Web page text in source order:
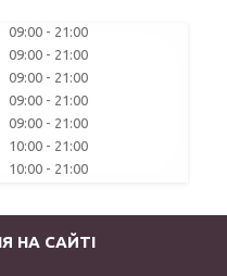
09:00
21:00
09:00
21:00
09:00
21:00
09:00
21:00
09:00
21:00
10:00
21:00
10:00 21:00
НА САЙТІ